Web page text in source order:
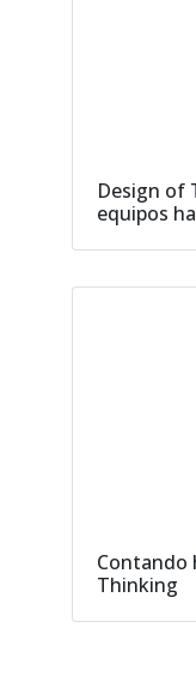
Design of
equipos
Contando
Thinking